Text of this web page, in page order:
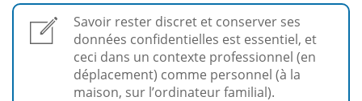
Savoir rester discret et conserver ses
données confidentielles est essentiel, et
ceci dans un contexte professionnel (en
déplacement) comme personnel (à la
maison, sur l’ordinateur familial).